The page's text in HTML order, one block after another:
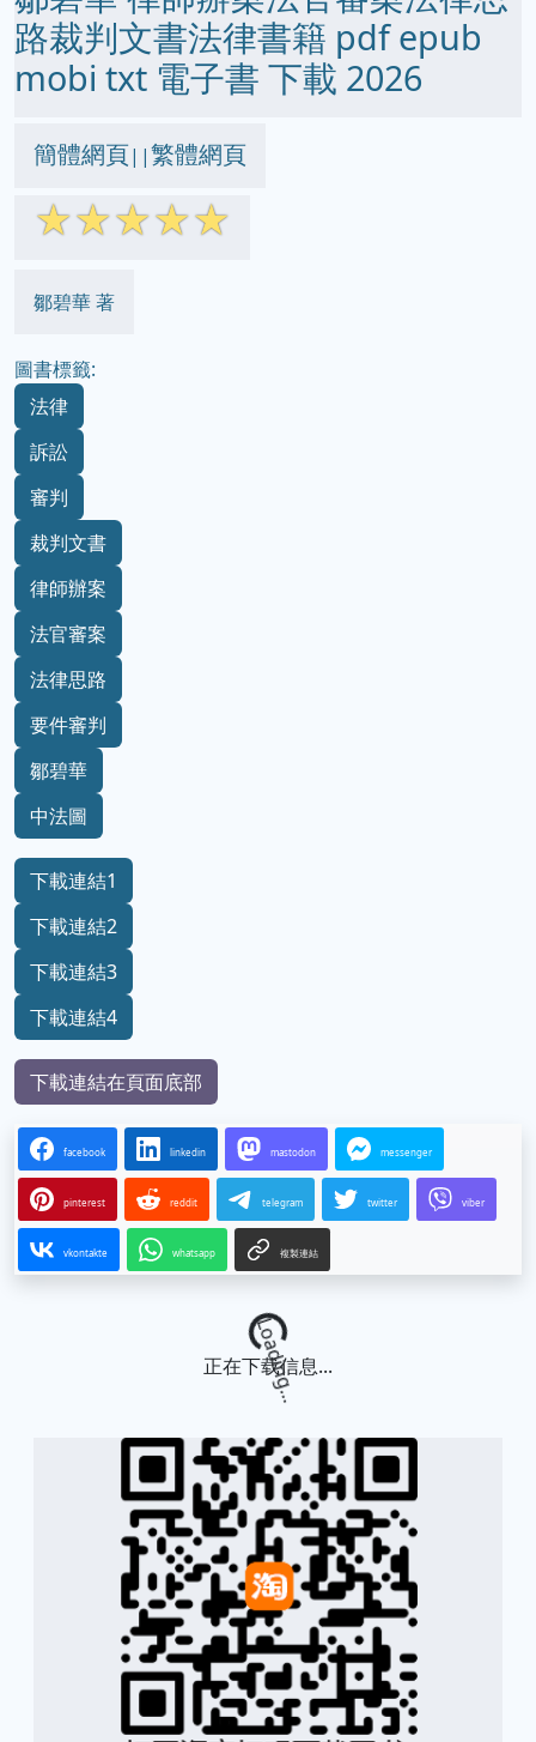
路裁判文書法律書籍 pdf epub
mobi txt 電子書 下載 2026
簡體網頁||繁體網頁
☆☆☆☆☆
鄒碧華 著
圖書標籤:
法律
訴訟
審判
裁判文書
律師辦案
法官審案
法律思路
要件審判
鄒碧華
中法圖
下載連結1
下載連結2
下載連結3
下載連結4
下載連結在頁面底部
facebook linkedin mastodon messenger
pinterest reddit telegram twitter viber
vkontakte whatsapp 複製連結
Loading...
正在下载信息...